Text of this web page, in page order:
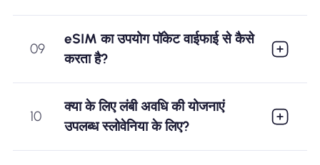
09
eSIM का उपयोग पॉकेट वाईफाई से कैसे
करता है?
10
क्या के लिए लंबी अवधि की योजनाएं
उपलब्ध स्लोवेनिया के लिए?